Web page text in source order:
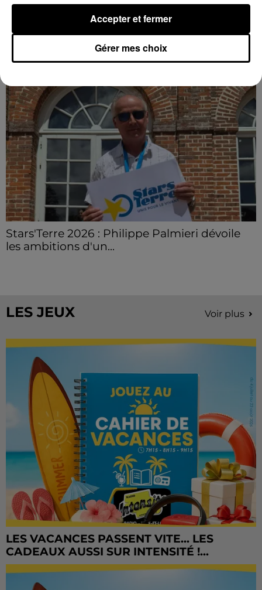
Samedi 25 juillet, plus d'une dizaine de feux de
champs et de sous-bois ont été déclenchés dans le
secteur de Fontaine-les-Côteaux, Montoire et Lunay.
LE GRAND FORMAT
Stars'Terre 2026 : Philippe Palmieri dévoile
les ambitions d'un...
LES JEUX Voir plus
LES VACANCES PASSENT VITE... LES
CADEAUX AUSSI SUR INTENSITÉ !...
Gérer mes choix
Accepter et fermer